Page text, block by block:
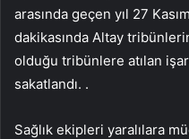
arasında geçen yıl 27
dakikasında Altay
olduğu tribünlere atılan
sakatlandı. .
Sağlık ekipleri yaralılara